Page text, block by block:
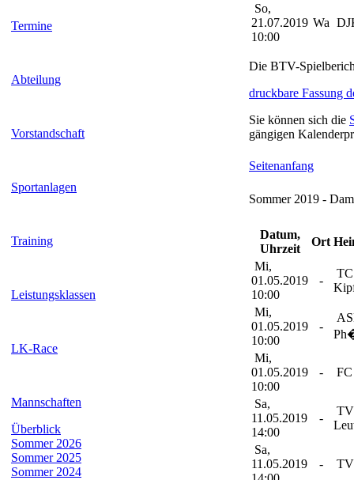
Termine
Abteilung
Vorstandschaft
Sportanlagen
Training
Leistungsklassen
LK-Race
Mannschaften
Überblick
Sommer 2026
Sommer 2025
Sommer 2024
So,
21.07.2019
10:00
Wa
Die BTV-
druckbare Fassung
Sie können sich die
gängigen
Seitenanfang
Sommer 2019 -
Datum,
Uhrzeit
Ort
Mi,
01.05.2019
10:00
-
Mi,
01.05.2019
10:00
-
Mi,
01.05.2019
10:00
-
Sa,
11.05.2019
14:00
-
TV
Sa,
11.05.2019
-